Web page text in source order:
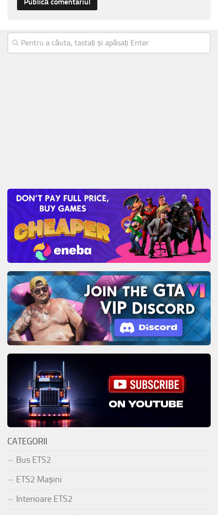
CATEGORII
Bus ETS2
ETS2 Mașini
Interioare ETS2